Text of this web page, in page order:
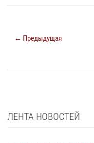
← Предыдущая
ЛЕНТА НОВОСТЕЙ